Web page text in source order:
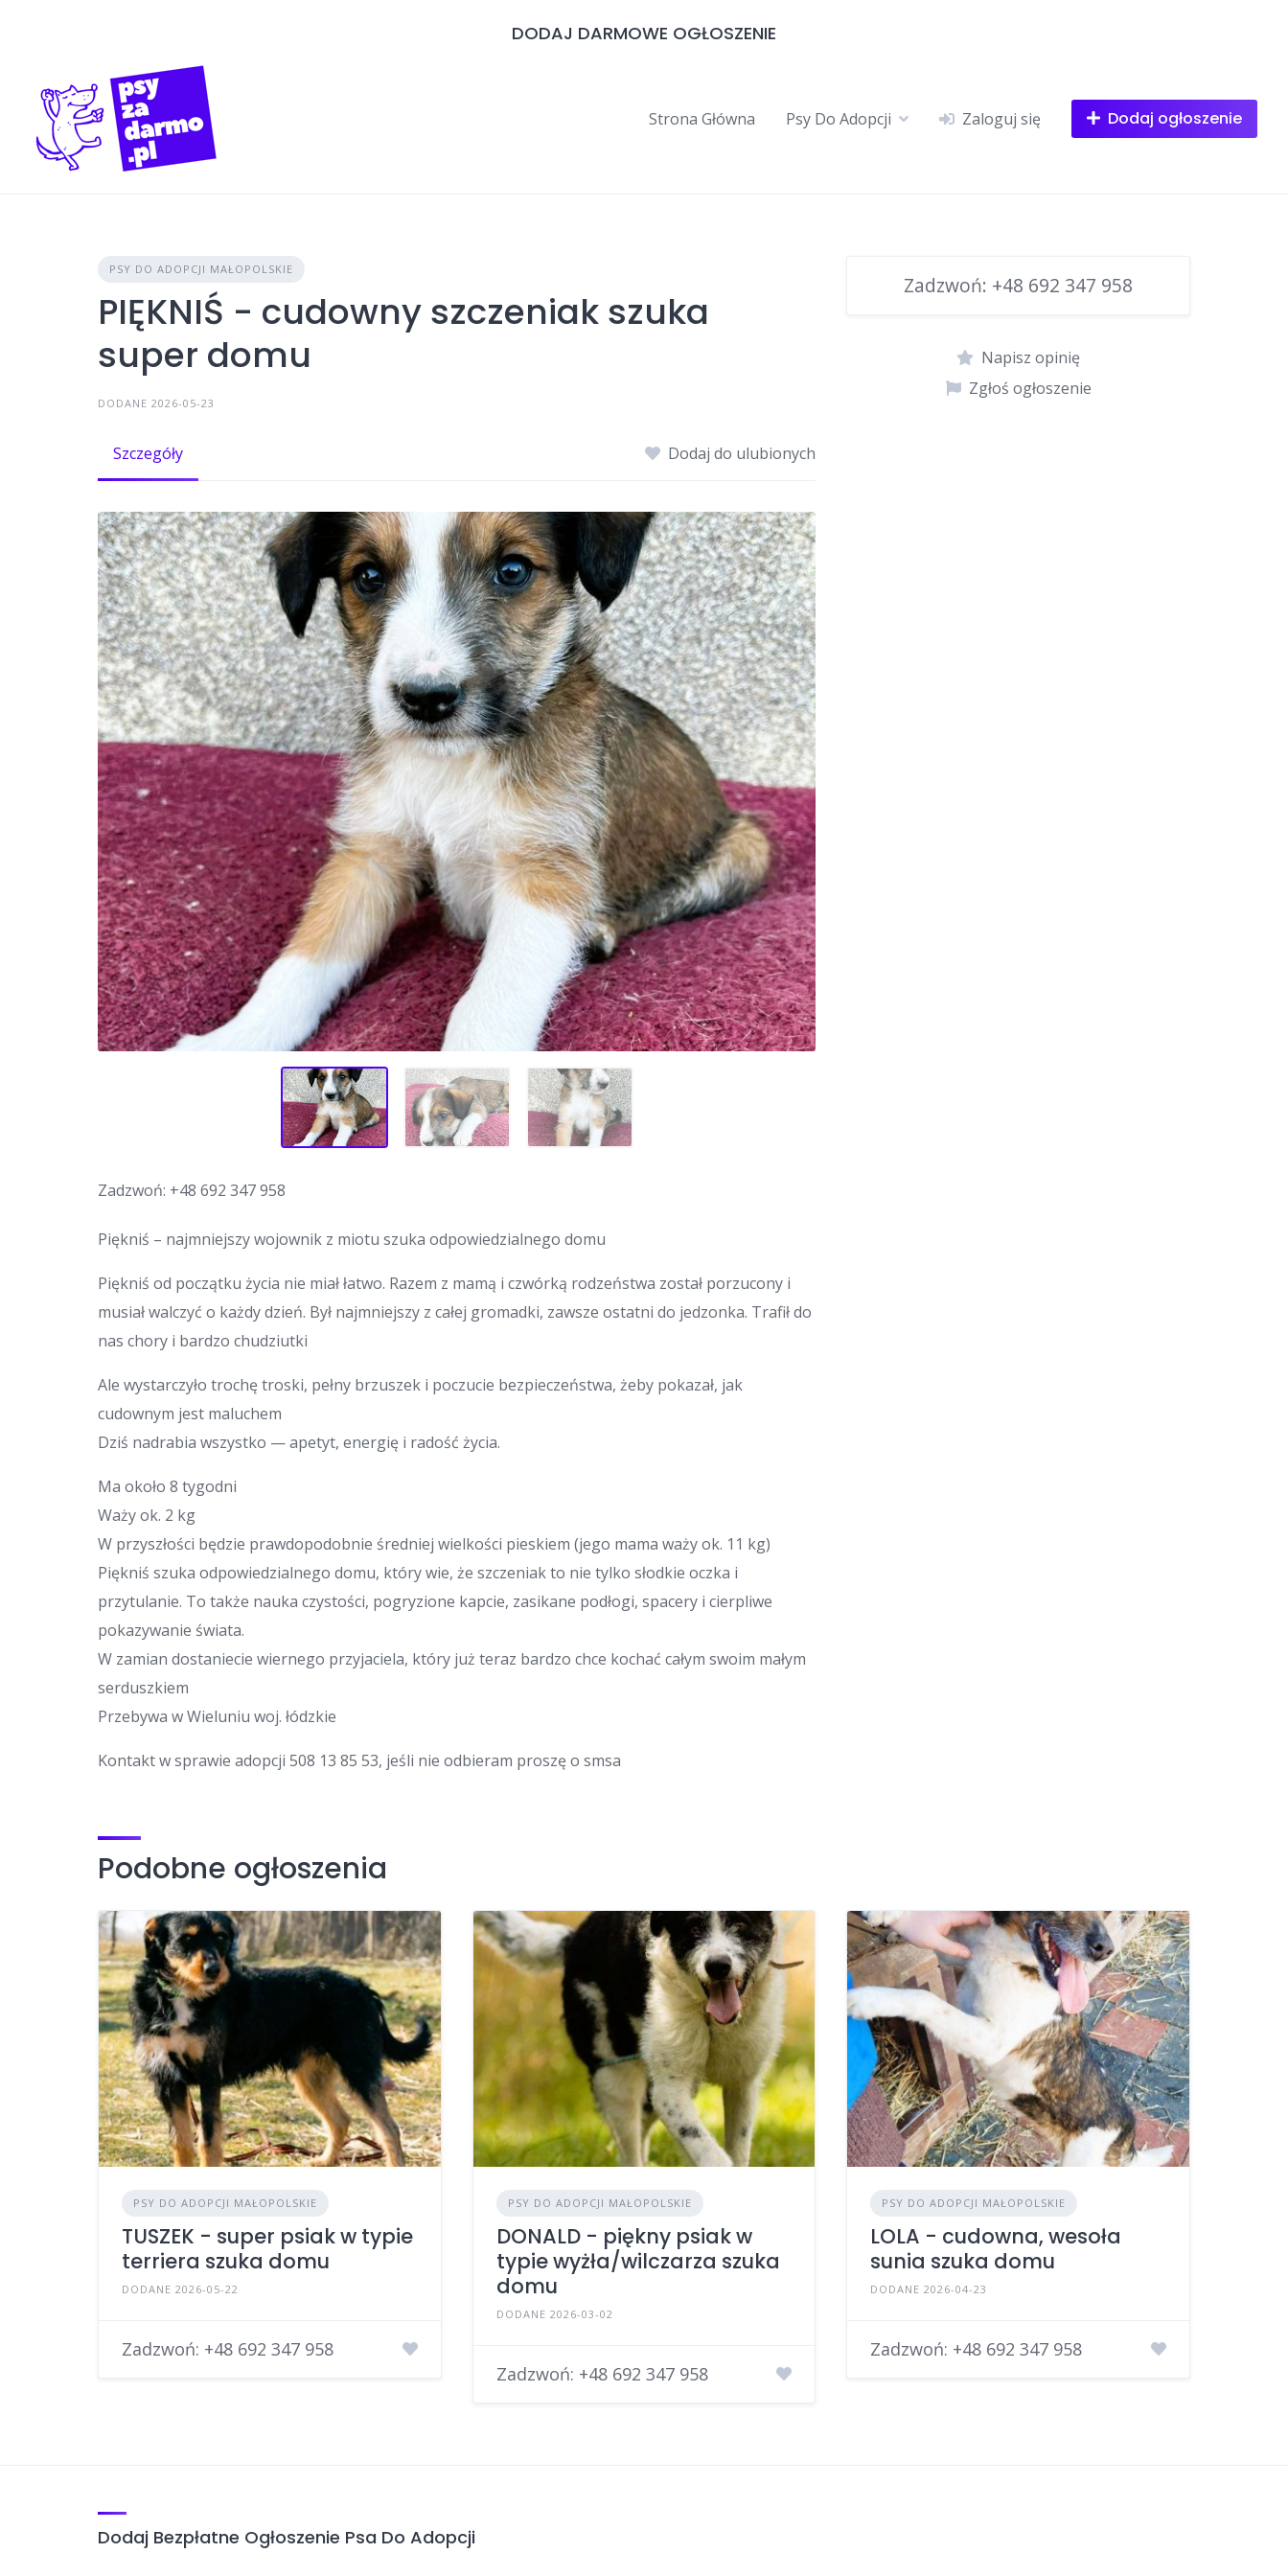
DODAJ DARMOWE OGŁOSZENIE
Strona Główna Psy Do Adopcji Zaloguj się Dodaj ogłoszenie
PSY DO ADOPCJI MAŁOPOLSKIE
PIĘKNIŚ - cudowny szczeniak szuka
super domu
DODANE 2026-05-23
Szczegóły Dodaj do ulubionych
Zadzwoń: +48 692 347 958
Piękniś – najmniejszy wojownik z miotu szuka odpowiedzialnego domu
Piękniś od początku życia nie miał łatwo. Razem z mamą i czwórką rodzeństwa został porzucony i
musiał walczyć o każdy dzień. Był najmniejszy z całej gromadki, zawsze ostatni do jedzonka. Trafił do
nas chory i bardzo chudziutki
Ale wystarczyło trochę troski, pełny brzuszek i poczucie bezpieczeństwa, żeby pokazał, jak
cudownym jest maluchem
Dziś nadrabia wszystko — apetyt, energię i radość życia.
Ma około 8 tygodni
Waży ok. 2 kg
W przyszłości będzie prawdopodobnie średniej wielkości pieskiem (jego mama waży ok. 11 kg)
Piękniś szuka odpowiedzialnego domu, który wie, że szczeniak to nie tylko słodkie oczka i
przytulanie. To także nauka czystości, pogryzione kapcie, zasikane podłogi, spacery i cierpliwe
pokazywanie świata.
W zamian dostaniecie wiernego przyjaciela, który już teraz bardzo chce kochać całym swoim małym
serduszkiem
Przebywa w Wieluniu woj. łódzkie
Kontakt w sprawie adopcji 508 13 85 53, jeśli nie odbieram proszę o smsa
Zadzwoń: +48 692 347 958
Napisz opinię
Zgłoś ogłoszenie
Podobne ogłoszenia
PSY DO ADOPCJI MAŁOPOLSKIE
TUSZEK - super psiak w typie
terriera szuka domu
DODANE 2026-05-22
Zadzwoń: +48 692 347 958
PSY DO ADOPCJI MAŁOPOLSKIE
DONALD - piękny psiak w
typie wyżła/wilczarza szuka
domu
DODANE 2026-03-02
Zadzwoń: +48 692 347 958
PSY DO ADOPCJI MAŁOPOLSKIE
LOLA - cudowna, wesoła
sunia szuka domu
DODANE 2026-04-23
Zadzwoń: +48 692 347 958
Dodaj Bezpłatne Ogłoszenie Psa Do Adopcji